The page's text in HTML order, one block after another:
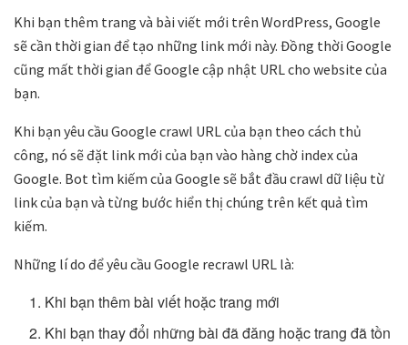
Khi bạn thêm trang và bài viết mới trên WordPress, Google
sẽ cần thời gian để tạo những link mới này. Đồng thời Google
cũng mất thời gian để Google cập nhật URL cho website của
bạn.
Khi bạn yêu cầu Google crawl URL của bạn theo cách thủ
công, nó sẽ đặt link mới của bạn vào hàng chờ index của
Google. Bot tìm kiếm của Google sẽ bắt đầu crawl dữ liệu từ
link của bạn và từng bước hiển thị chúng trên kết quả tìm
kiếm.
Những lí do để yêu cầu Google recrawl URL là:
Khi bạn thêm bài viết hoặc trang mới
Khi bạn thay đổi những bài đã đăng hoặc trang đã tồn